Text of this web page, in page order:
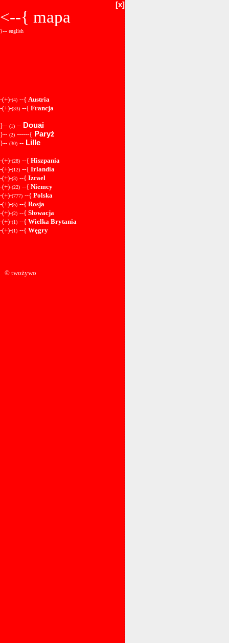
[x]
<--{ mapa
}--- english
-(+)-(4) --{ Austria
-(+)-(33) --{ Francja
}-- (1) -- Douai
}-- (2) ------{ Paryż
}-- (30) -- Lille
-(+)-(28) --{ Hiszpania
-(+)-(12) --{ Irlandia
-(+)-(3) --{ Izrael
-(+)-(22) --{ Niemcy
-(+)-(777) --{ Polska
-(+)-(5) --{ Rosja
-(+)-(2) --{ Słowacja
-(+)-(1) --{ Wielka Brytania
-(+)-(1) --{ Węgry
© twożywo